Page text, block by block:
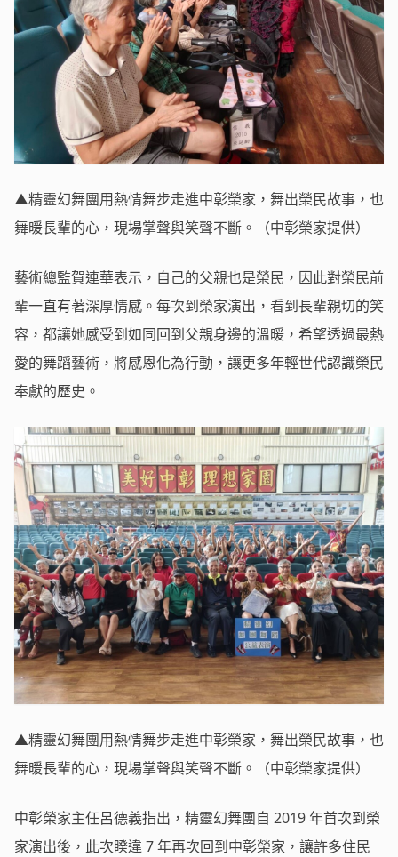
▲精靈幻舞團用熱情舞步走進中彰榮家，舞出榮民故事，也
舞暖長輩的心，現場掌聲與笑聲不斷。（中彰榮家提供）
藝術總監賀連華表示，自己的父親也是榮民，因此對榮民前
輩一直有著深厚情感。每次到榮家演出，看到長輩親切的笑
容，都讓她感受到如同回到父親身邊的溫暖，希望透過最熱
愛的舞蹈藝術，將感恩化為行動，讓更多年輕世代認識榮民
奉獻的歷史。
▲精靈幻舞團用熱情舞步走進中彰榮家，舞出榮民故事，也
舞暖長輩的心，現場掌聲與笑聲不斷。（中彰榮家提供）
中彰榮家主任呂德義指出，精靈幻舞團自 2019 年首次到榮
家演出後，此次睽違 7 年再次回到中彰榮家，讓許多住民